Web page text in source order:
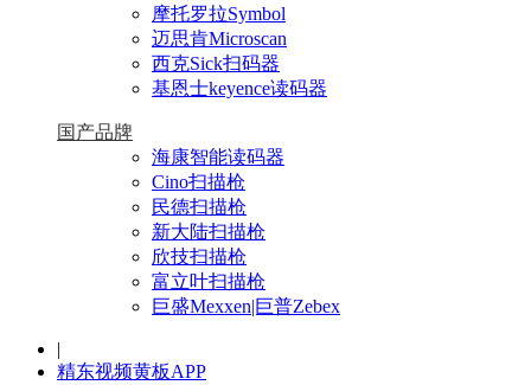
摩托罗拉Symbol
迈思肯Microscan
西克Sick扫码器
基恩士keyence读码器
国产品牌
海康智能读码器
Cino扫描枪
民德扫描枪
新大陆扫描枪
欣技扫描枪
富立叶扫描枪
巨盛Mexxen|巨普Zebex
|
精东视频黄板APP